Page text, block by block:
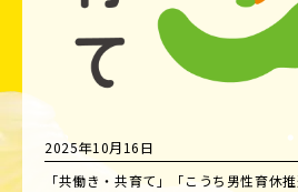
2025年10月16日
「共働き・共育て」「こうち男性育休